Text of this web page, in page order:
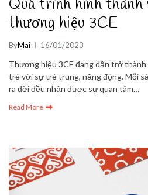
Quá trình hình
thương hiệu 3CE
ByMai 16/01/2023
Thương hiệu 3CE đang dần trở
trẻ với sự trẻ trung, năng động. Mỗi
ra đời đều nhận được sự quan tâm…
Read More